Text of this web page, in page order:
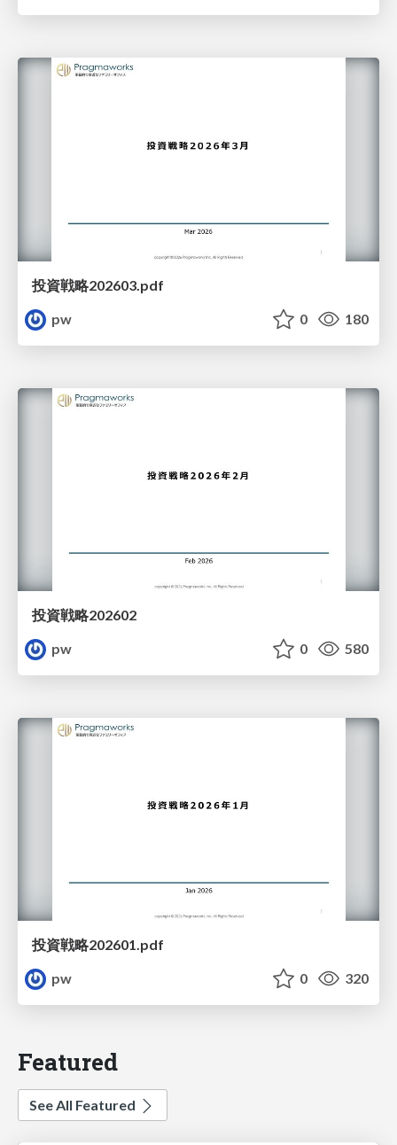
投資戦略202603.pdf
pw
0 180
投資戦略202602
pw
0 580
投資戦略202601.pdf
pw
0 320
Featured
See All Featured